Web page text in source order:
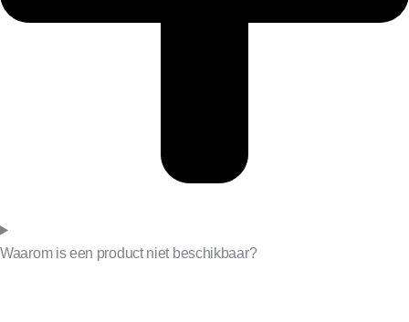
Waarom is een product niet beschikbaar?